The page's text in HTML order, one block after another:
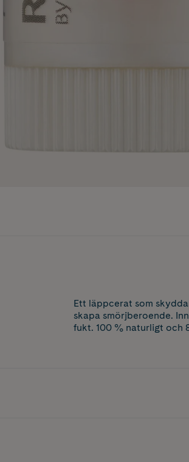
Ett läppcerat som
skapa smörjberoende.
fukt. 100 % naturligt och